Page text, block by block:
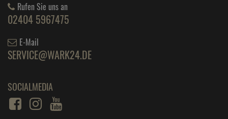
Rufen Sie uns an
02404 5967475
E-Mail
SERVICE@WARK24.DE
SOCIALMEDIA